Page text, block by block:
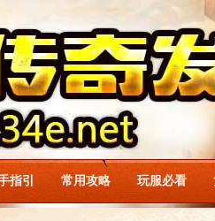
指引 常用攻略 玩服必看